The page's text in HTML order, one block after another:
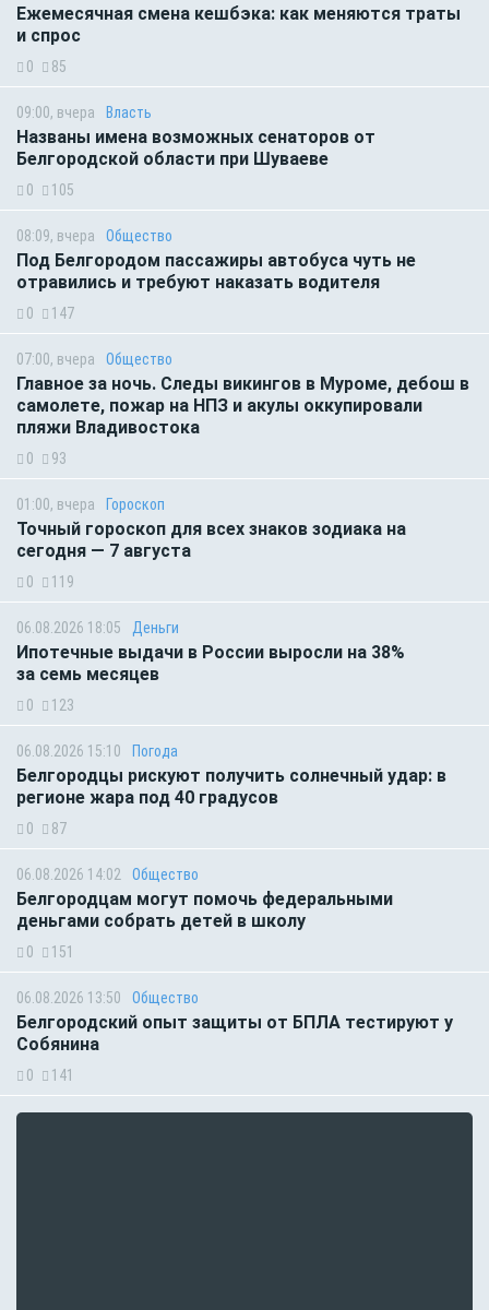
Ежемесячная смена кешбэка: как меняются траты
и спрос
0 85
09:00, вчера Власть
Названы имена возможных сенаторов от
Белгородской области при Шуваеве
0 105
08:09, вчера Общество
Под Белгородом пассажиры автобуса чуть не
отравились и требуют наказать водителя
0 147
07:00, вчера Общество
Главное за ночь. Следы викингов в Муроме, дебош в
самолете, пожар на НПЗ и акулы оккупировали
пляжи Владивостока
0 93
01:00, вчера Гороскоп
Точный гороскоп для всех знаков зодиака на
сегодня — 7 августа
0 119
06.08.2026 18:05 Деньги
Ипотечные выдачи в России выросли на 38%
за семь месяцев
0 123
06.08.2026 15:10 Погода
Белгородцы рискуют получить солнечный удар: в
регионе жара под 40 градусов
0 87
06.08.2026 14:02 Общество
Белгородцам могут помочь федеральными
деньгами собрать детей в школу
0 151
06.08.2026 13:50 Общество
Белгородский опыт защиты от БПЛА тестируют у
Собянина
0 141